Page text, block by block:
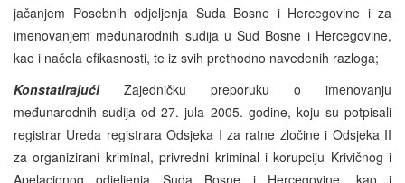
jačanjem Posebnih odjeljenja Suda Bosne i Hercegovine i za
imenovanjem međunarodnih sudija u Sud Bosne i Hercegovine,
kao i načela efikasnosti, te iz svih prethodno navedenih razloga;
KonstatirajućiZajedničku preporuku o imenovanju
međunarodnih sudija od 27. jula 2005. godine, koju su potpisali
registrar Ureda registrara Odsjeka I za ratne zločine i Odsjeka II
za organizirani kriminal, privredni kriminal i korupciju Krivičnog i
Apelacionog odjeljenja Suda Bosne i Hercegovine, kao i